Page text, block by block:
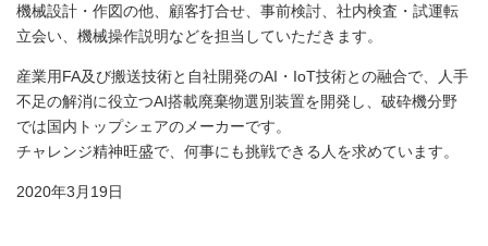
機械設計・作図の他、顧客打合せ、事前検討、社内検査・試運転
立会い、機械操作説明などを担当していただきます。
産業用FA及び搬送技術と自社開発のAI・IoT技術との融合で、人手
不足の解消に役立つAI搭載廃棄物選別装置を開発し、破砕機分野
では国内トップシェアのメーカーです。
チャレンジ精神旺盛で、何事にも挑戦できる人を求めています。
2020年3月19日